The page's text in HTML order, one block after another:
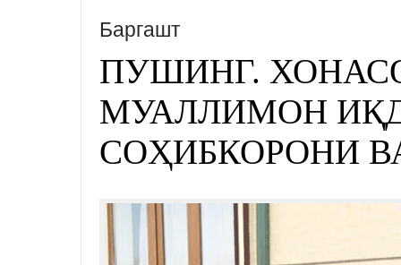
Баргашт
ПУШИНГ.
МУАЛЛИМОН
СОҲИБКОРОНИ